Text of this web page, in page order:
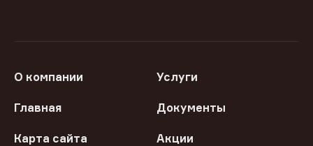
О компании Услуги
Главная Документы
Карта сайта Акции